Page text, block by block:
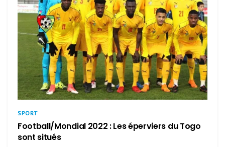
SPORT
Football/Mondial 2022 : Les éperviers du Togo
sont situés